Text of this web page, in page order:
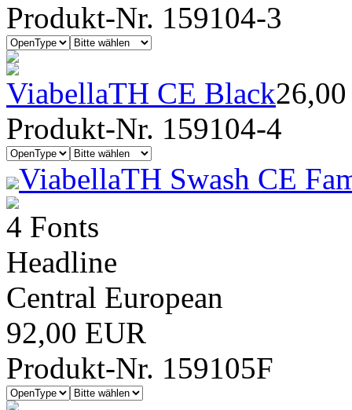
Produkt-Nr. 159104-3
ViabellaTH CE Black
Produkt-Nr. 159104-4
ViabellaTH Swash CE
4 Fonts
Headline
Central European
92,00 EUR
Produkt-Nr. 159105F